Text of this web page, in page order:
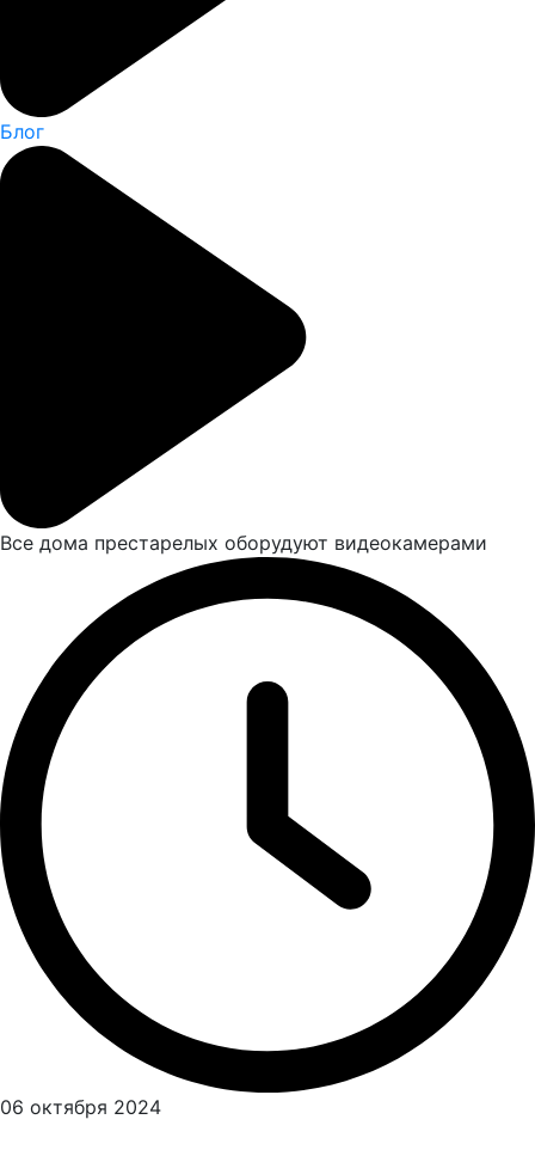
Блог
Все дома престарелых оборудуют видеокамерами
06 октября 2024